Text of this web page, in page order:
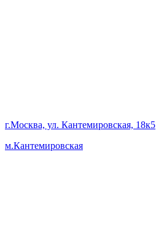
г.Москва, ул. Кантемировская, 18к5
м.Кантемировская